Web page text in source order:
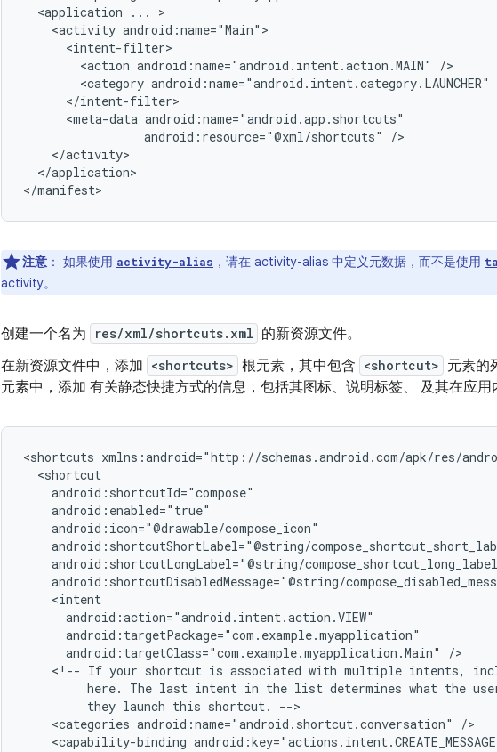
<application
...
<activity
<action android:name="android.intent.action.MAIN"
<category android:name="android.intent.category.LAUNCHER"
<meta-data
android:resource="@xml/shortcuts"
</application>
注意 ： 如果使用 activity-alias ，请在 activity-alias 中定义元数据，而不是使用
activity。
创建一个名为 res/xml/shortcuts.xml 的新资源文件。
在新资源文件中，添加 <shortcuts> 根元素，其中包含 <shortcut> 元素的
元素中，添加 有关静态快捷方式的信息，包括其图标、说明标签、 及其在应用
<shortcuts
android:targetClass="com.example.myapplication.Main"
<!-- If your shortcut is associated with multiple intents,
here.
The last intent in the list determines what the
they launch this shortcut.
<categories android:name="android.shortcut.conversation"
<capability-binding